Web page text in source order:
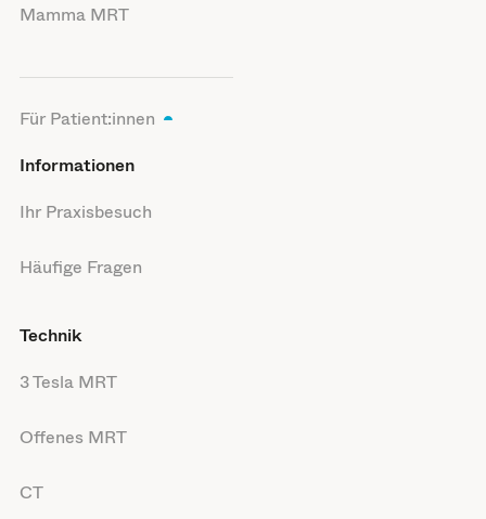
Mamma MRT
Für Patient:innen
Informationen
Ihr Praxisbesuch
Häufige Fragen
Technik
3 Tesla MRT
Offenes MRT
CT